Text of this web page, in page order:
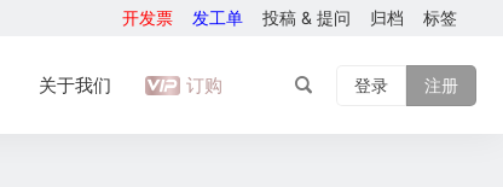
开发票 发工单 投稿 & 提问 归档 标签
关于我们 订购 登录 注册